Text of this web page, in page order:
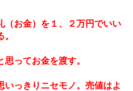
（お金）を１、２万円でいい
ってお金を渡す。
いっきりニセモノ。売値はよ